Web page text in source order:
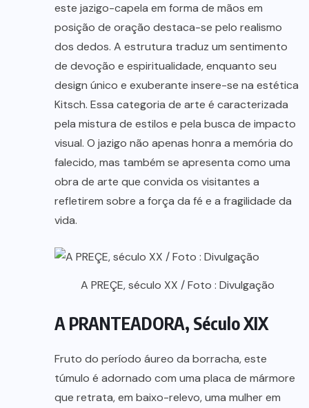
este jazigo-capela em forma de mãos em
posição de oração destaca-se pelo realismo
dos dedos. A estrutura traduz um sentimento
de devoção e espiritualidade, enquanto seu
design único e exuberante insere-se na estética
Kitsch. Essa categoria de arte é caracterizada
pela mistura de estilos e pela busca de impacto
visual. O jazigo não apenas honra a memória do
falecido, mas também se apresenta como uma
obra de arte que convida os visitantes a
refletirem sobre a força da fé e a fragilidade da
vida.
A PREÇE, século XX / Foto : Divulgação
A PRANTEADORA, Século XIX
Fruto do período áureo da borracha, este
túmulo é adornado com uma placa de mármore
que retrata, em baixo-relevo, uma mulher em